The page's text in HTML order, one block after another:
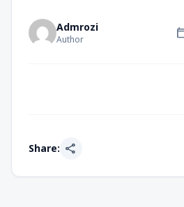
Admrozi
Author
Share: share